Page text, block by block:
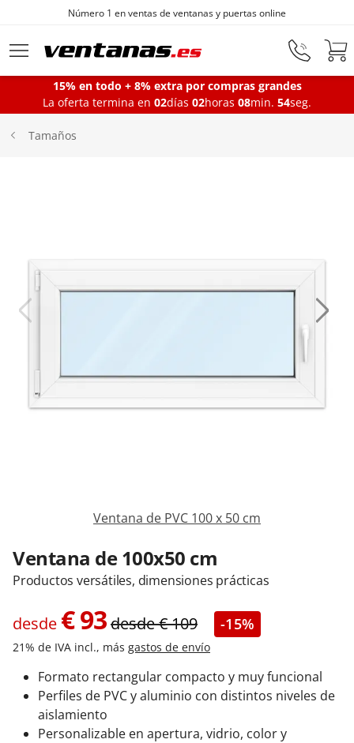
Ir al contenido principal
Número 1 en ventas de ventanas y puertas online
Ventanas
15% en todo + 8% extra por compras grandes
La oferta termina en 02días 02horas 08min. 54seg.
Tamaños
Ventana de PVC 100 x 50 cm
Ventana de 100x50 cm
Productos versátiles, dimensiones prácticas
desde €93desde€109 -15%
21% de IVA incl., más gastos de envío
Formato rectangular compacto y muy funcional
Perfiles de PVC y aluminio con distintos niveles de
aislamiento
Personalizable en apertura, vidrio, color y